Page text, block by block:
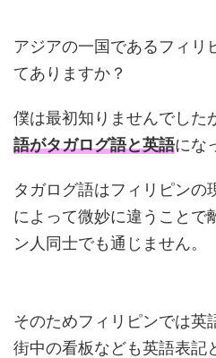
アジアの一国であるフィリ
てありますか？
僕は最初知りませんでした
語がタガログ語と英語にな
タガログ語はフィリピンの
によって微妙に違うことで
ン人同士でも通じません。
そのためフィリピンでは英
街中の看板なども英語表記